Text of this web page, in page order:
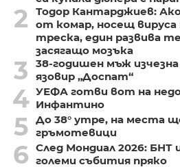
2
Тодор Кантарджиев:
от комар, носещ вируса
треска, един развива
засягащо мозъка
3
38-годишен мъж
язовир „Доспат“
4 УЕФА готви вот на
Инфантино
5 До 38° утре, на места
гръмотевици
6 След Мондиал 2026: БНТ
големи събития пряко